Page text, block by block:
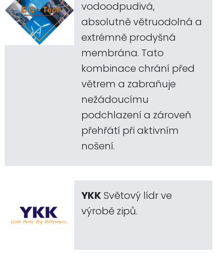
vodoodpudivá,
absolutně větruodolná a
extrémně prodyšná
membrána. Tato
kombinace chrání před
větrem a zabraňuje
nežádoucímu
podchlazení a zároveň
přehřátí při aktivním
nošení.
YKK Světový lídr ve
výrobě zipů.